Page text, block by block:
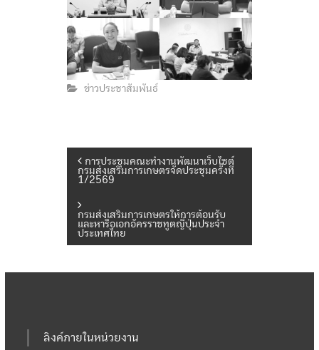
ข่าวประชาสัมพันธ์
แ
น
ว
การประชุมคณะทำงานพัฒนาเว็บไซต์
กรมส่งเสริมการเกษตรจัดประชุมครั้งที่
1/2569
กรมส่งเสริมการเกษตรให้การต้อนรับ
และหารือเอกอัครราชทูตญี่ปุ่นประจำ
ประเทศไทย
ลิงค์ภายในหน่วยงาน